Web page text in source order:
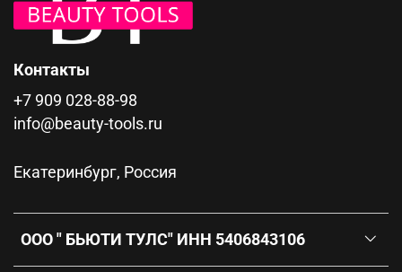
ООО " БЬЮТИ ТУЛС" ИНН 5406843106
Контакты
+7 909 028-88-98
info@beauty-tools.ru
Екатеринбург, Россия